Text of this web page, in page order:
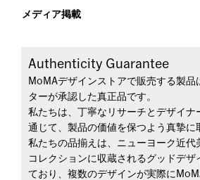
メディア掲載
Authenticity Guarantee
MoMAデザインストアで販売する製品
ターが承認した真正品です。
私たちは、丁寧なリサーチとデザイナ
通じて、製品の価値を保つよう真摯に
私たちの品揃えは、ニューヨーク近代
コレクションに収蔵されるグッドデザ
ており、複数のデザインが実際に